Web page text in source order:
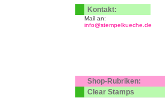
Kontakt:
Mail an:
info@stempelkueche.de
Shop-Rubriken:
Clear Stamps